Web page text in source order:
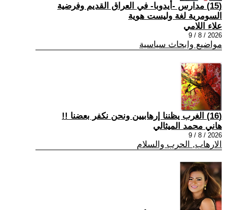
(15) مدارس -أيدوبا- في العراق القديم وفرضية
السومرية لغة وليست هوية
علاء اللامي
2026 / 8 / 9
مواضيع وابحاث سياسية
(16) الغرب يظننا إرهابيين ونحن نكفر بعضنا !!
هاني محمد الميثالي
2026 / 8 / 9
الارهاب, الحرب والسلام